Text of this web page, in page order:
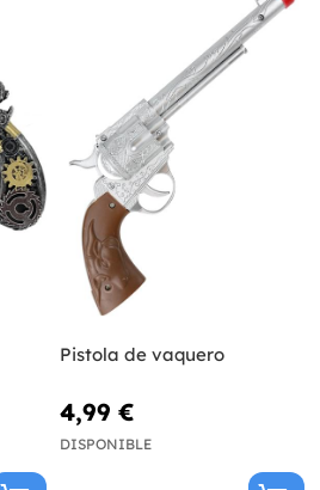
Pistola de vaquero
4,99 €
DISPONIBLE